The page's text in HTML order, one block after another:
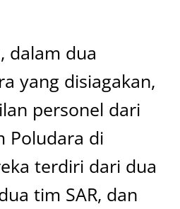
dalam dua
yang disiagakan,
personel dari
Poludara di
terdiri dari dua
tim SAR, dan